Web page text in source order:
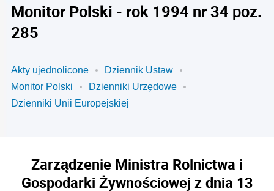
Monitor Polski - rok 1994 nr 34 poz.
285
Akty ujednolicone
Dziennik Ustaw
Monitor Polski
Dzienniki Urzędowe
Dzienniki Unii Europejskiej
Zarządzenie Ministra Rolnictwa i
Gospodarki Żywnościowej z dnia 13